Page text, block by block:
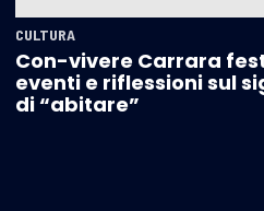
CULTURA
Con-vivere Carrara
eventi e riflessioni sul
di “abitare”